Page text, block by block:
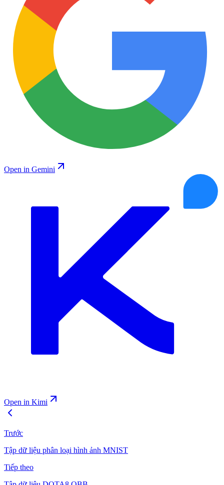
Open in Gemini
Open in Kimi
Trước
Tập dữ liệu phân loại hình ảnh MNIST
Tiếp theo